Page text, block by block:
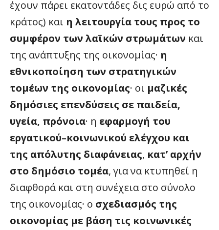
έχουν πάρει εκατοντάδες δις ευρώ από το
κράτος) και η λειτουργία τους προς το
συμφέρον των λαϊκών στρωμάτων και
της ανάπτυξης της οικονομίας· η
εθνικοποίηση των στρατηγικών
τομέων της οικονομίας· οι μαζικές
δημόσιες επενδύσεις σε παιδεία,
υγεία, πρόνοια· η εφαρμογή του
εργατικού–κοινωνικού ελέγχου και
της απόλυτης διαφάνειας, κατ’ αρχήν
στο δημόσιο τομέα, για να κτυπηθεί η
διαφθορά και στη συνέχεια στο σύνολο
της οικονομίας· ο σχεδιασμός της
οικονομίας με βάση τις κοινωνικές